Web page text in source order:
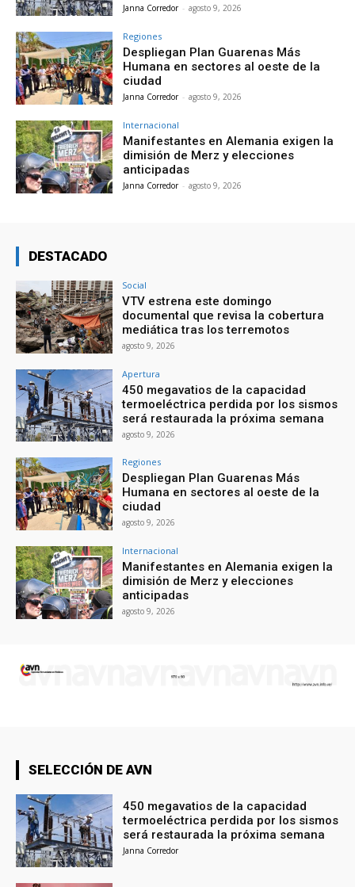
Janna Corredor - agosto 9, 2026
Regiones
Despliegan Plan Guarenas Más
Humana en sectores al oeste de la
ciudad
Janna Corredor - agosto 9, 2026
Internacional
Manifestantes en Alemania exigen la
dimisión de Merz y elecciones
anticipadas
Janna Corredor - agosto 9, 2026
DESTACADO
Social
VTV estrena este domingo
documental que revisa la cobertura
mediática tras los terremotos
agosto 9, 2026
Apertura
450 megavatios de la capacidad
termoeléctrica perdida por los sismos
será restaurada la próxima semana
agosto 9, 2026
Regiones
Despliegan Plan Guarenas Más
Humana en sectores al oeste de la
ciudad
agosto 9, 2026
Internacional
Manifestantes en Alemania exigen la
dimisión de Merz y elecciones
anticipadas
agosto 9, 2026
SELECCIÓN DE AVN
450 megavatios de la capacidad
termoeléctrica perdida por los sismos
será restaurada la próxima semana
Janna Corredor